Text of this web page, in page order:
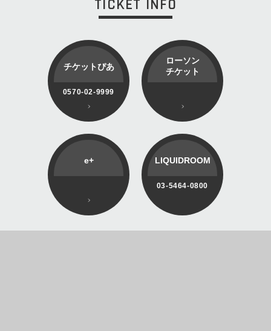
TICKET INFO
チケットぴあ
0570-02-9999
ローソン
チケット
e+ LIQUIDROOM
03-5464-0800